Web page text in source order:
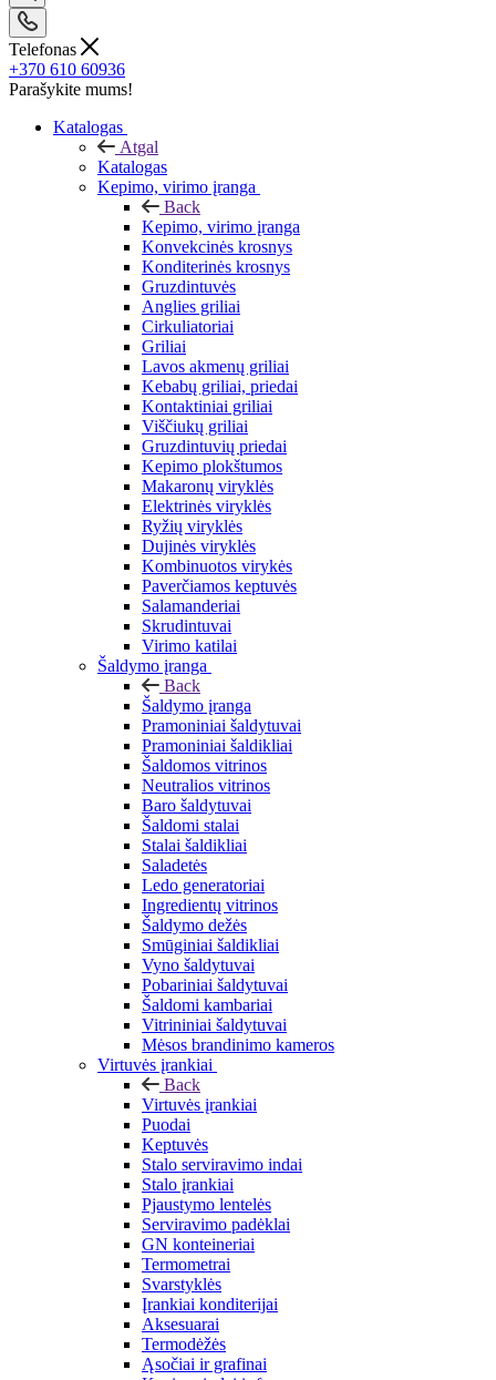
Telefonas
+370 610 60936
Parašykite mums!
Katalogas
Atgal
Katalogas
Kepimo, virimo įranga
Back
Kepimo, virimo įranga
Konvekcinės krosnys
Konditerinės krosnys
Gruzdintuvės
Anglies griliai
Cirkuliatoriai
Griliai
Lavos akmenų griliai
Kebabų griliai, priedai
Kontaktiniai griliai
Viščiukų griliai
Gruzdintuvių priedai
Kepimo plokštumos
Makaronų viryklės
Elektrinės viryklės
Ryžių viryklės
Dujinės viryklės
Kombinuotos virykės
Paverčiamos keptuvės
Salamanderiai
Skrudintuvai
Virimo katilai
Šaldymo įranga
Back
Šaldymo įranga
Pramoniniai šaldytuvai
Pramoniniai šaldikliai
Šaldomos vitrinos
Neutralios vitrinos
Baro šaldytuvai
Šaldomi stalai
Stalai šaldikliai
Saladetės
Ledo generatoriai
Ingredientų vitrinos
Šaldymo dežės
Smūginiai šaldikliai
Vyno šaldytuvai
Pobariniai šaldytuvai
Šaldomi kambariai
Vitrininiai šaldytuvai
Mėsos brandinimo kameros
Virtuvės įrankiai
Back
Virtuvės įrankiai
Puodai
Keptuvės
Stalo serviravimo indai
Stalo įrankiai
Pjaustymo lentelės
Serviravimo padėklai
GN konteineriai
Termometrai
Svarstyklės
Įrankiai konditerijai
Aksesuarai
Termodėžės
Ąsočiai ir grafinai